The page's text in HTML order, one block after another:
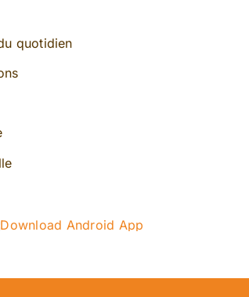
quotidien